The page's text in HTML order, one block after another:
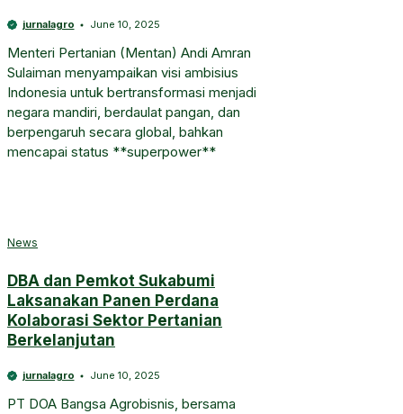
jurnalagro June 10, 2025
Menteri Pertanian (Mentan) Andi Amran
Sulaiman menyampaikan visi ambisius
Indonesia untuk bertransformasi menjadi
negara mandiri, berdaulat pangan, dan
berpengaruh secara global, bahkan
mencapai status **superpower**
News
DBA dan Pemkot Sukabumi
Laksanakan Panen Perdana
Kolaborasi Sektor Pertanian
Berkelanjutan
jurnalagro June 10, 2025
PT DOA Bangsa Agrobisnis, bersama